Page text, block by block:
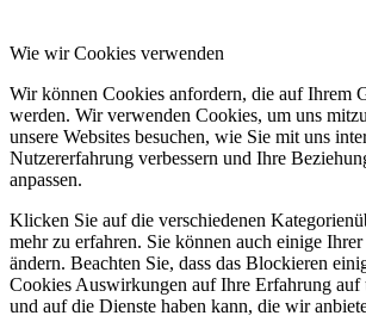
Wie wir Cookies verwenden
Wir können Cookies anfordern, die auf Ihrem
werden. Wir verwenden Cookies, um uns
unsere Websites besuchen, wie Sie mit uns
Nutzererfahrung verbessern und Ihre
anpassen.
Klicken Sie auf die verschiedenen
mehr zu erfahren. Sie können auch einige
ändern. Beachten Sie, dass das Blockieren
Cookies Auswirkungen auf Ihre Erfahrung auf
und auf die Dienste haben kann, die wir